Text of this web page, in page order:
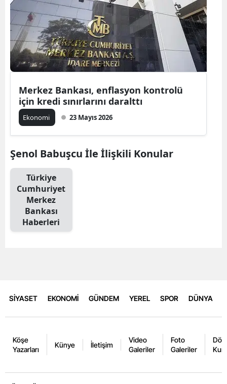
Merkez Bankası, enflasyon kontrolü
için kredi sınırlarını daralttı
Ekonomi 23 Mayıs 2026
Şenol Babuşcu İle İlişkili Konular
Türkiye
Cumhuriyet
Merkez
Bankası
Haberleri
SİYASET EKONOMİ GÜNDEM YEREL SPOR DÜNYA
Köşe
Yazarları
Künye İletişim
Video
Galeriler
Foto
Galeriler